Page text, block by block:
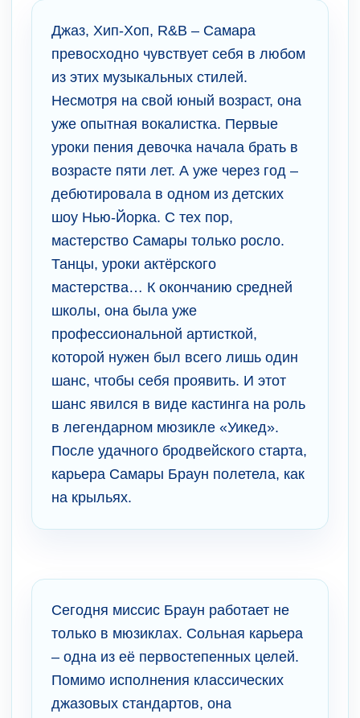
Джаз, Хип-Хоп, R&B – Самара
превосходно чувствует себя в любом
из этих музыкальных стилей.
Несмотря на свой юный возраст, она
уже опытная вокалистка. Первые
уроки пения девочка начала брать в
возрасте пяти лет. А уже через год –
дебютировала в одном из детских
шоу Нью-Йорка. С тех пор,
мастерство Самары только росло.
Танцы, уроки актёрского
мастерства… К окончанию средней
школы, она была уже
профессиональной артисткой,
которой нужен был всего лишь один
шанс, чтобы себя проявить. И этот
шанс явился в виде кастинга на роль
в легендарном мюзикле «Уикед».
После удачного бродвейского старта,
карьера Самары Браун полетела, как
на крыльях.
Сегодня миссис Браун работает не
только в мюзиклах. Сольная карьера
– одна из её первостепенных целей.
Помимо исполнения классических
джазовых стандартов, она